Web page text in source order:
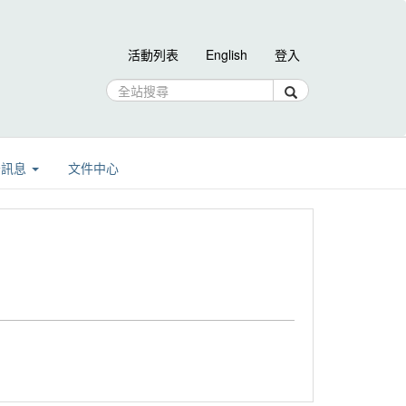
活動列表 English 登入
息 文件中心